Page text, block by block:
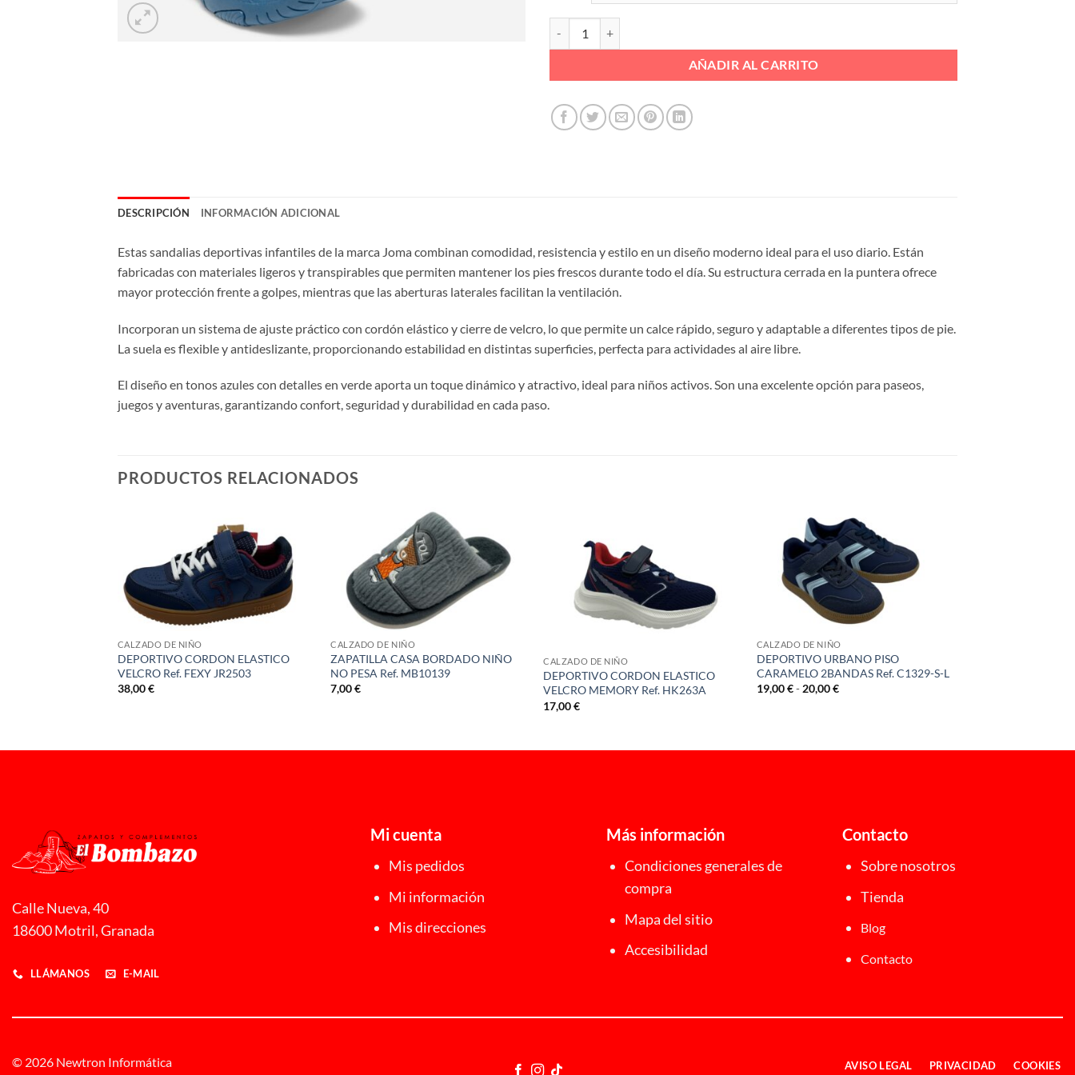
AÑADIR AL CARRITO
DESCRIPCIÓN INFORMACIÓN ADICIONAL
Estas sandalias deportivas infantiles de la marca Joma combinan comodidad, resistencia y estilo en un diseño moderno ideal para el uso diario. Están
fabricadas con materiales ligeros y transpirables que permiten mantener los pies frescos durante todo el día. Su estructura cerrada en la puntera ofrece
mayor protección frente a golpes, mientras que las aberturas laterales facilitan la ventilación.
Incorporan un sistema de ajuste práctico con cordón elástico y cierre de velcro, lo que permite un calce rápido, seguro y adaptable a diferentes tipos de pie.
La suela es flexible y antideslizante, proporcionando estabilidad en distintas superficies, perfecta para actividades al aire libre.
El diseño en tonos azules con detalles en verde aporta un toque dinámico y atractivo, ideal para niños activos. Son una excelente opción para paseos,
juegos y aventuras, garantizando confort, seguridad y durabilidad en cada paso.
PRODUCTOS RELACIONADOS
CALZADO DE NIÑO
DEPORTIVO CORDON ELASTICO
VELCRO Ref. FEXY JR2503
38,00€
CALZADO DE NIÑO
ZAPATILLA CASA BORDADO NIÑO
NO PESA Ref. MB10139
7,00€
CALZADO DE NIÑO
DEPORTIVO CORDON ELASTICO
VELCRO MEMORY Ref. HK263A
17,00€
CALZADO DE NIÑO
DEPORTIVO URBANO PISO
CARAMELO 2BANDAS Ref. C1329-S-L
19,00€ - 20,00€Rango
20,00 €
Calle Nueva, 40
18600 Motril, Granada
LLÁMANOS E-MAIL
Mi cuenta
Mis pedidos
Mi información
Mis direcciones
Más información
Condiciones generales de
compra
Mapa del sitio
Accesibilidad
Contacto
Sobre nosotros
Tienda
Blog
Contacto
© 2026 Newtron Informática AVISO LEGAL PRIVACIDAD COOKIES